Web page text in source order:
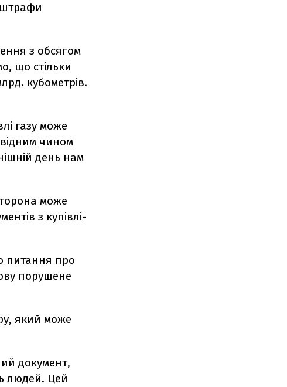
з обсягом
що стільки
кубометрів.
газу може
чином
день нам
може
з купівлі-
питання про
порушене
який може
документ,
людей. Цей